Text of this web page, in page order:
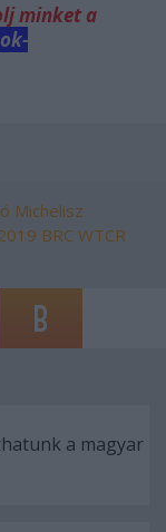
minket a
Michelisz
BRC WTCR
a magyar